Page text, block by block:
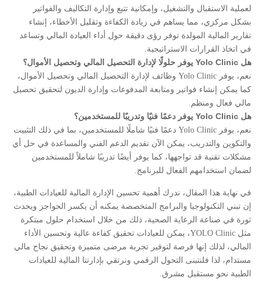
لعملية الاستقبال والتشغيل، وإمكانية تتبع وإدارة التكاليف والفواتير
بشكل مركزي، مما يساهم في زيادة الكفاءة وتقليل الأخطاء، إنشاء
تقارير المالية المولدة توفر رؤى دقيقة حول أداء العيادة المالي وتساعد
في اتخاذ القرارات الاستراتيجية.
هل Yolo Clinic يوفر حلولًا لإدارة التحصيل المالي وتحصيل الأموال؟
نعم، يوفر Yolo Clinic وظائف لإدارة التحصيل المالي وتحصيل الأموال،
كما يمكن إنشاء فواتير ومتابعة المدفوعات وإدارة الديون لتحقيق تحصيل
مالي فعال ومنظم.
هل Yolo Clinic يوفر دعمًا فنيًا وتدريبًا للمستخدمين؟
نعم، يوفر Yolo Clinic دعمًا فنيًا شاملًا للمستخدمين، بما في ذلك التثبيت
والتكوين والتدريب، يمكن الآن تقديم الدعم الفني والمساعدة في حل أي
مشكلات تقنية قد تواجهها، كما يوفر أيضًا تدريبًا شاملاً للمستخدمين
لضمان استخدامهم الفعال للبرنامج.
في نهاية هذا المقال، ندرك أهمية تحسين الإدارة المالية للعيادات الطبية،
إن تبني التكنولوجيا والبرامج المتخصصة يمكنه أن يكسر الحواجز ويحدث
ثورة في صناعة الرعاية الصحية، ذلك من خلال استخدام حلول مبتكرة
مثل YOLO Clinic، يمكن للعيادات تحقيق كفاءة عالية وتحسين الأداء
المالي، لذلك إنها فرصة لتوفير تجربة مرضى متميزة وتحقيق نجاح مالي
مستدام، لذا فلنتبنى التحول الرقمي ونرتقي بإدارتنا المالية للعيادات
الطبية نحو مستقبل مشرق.